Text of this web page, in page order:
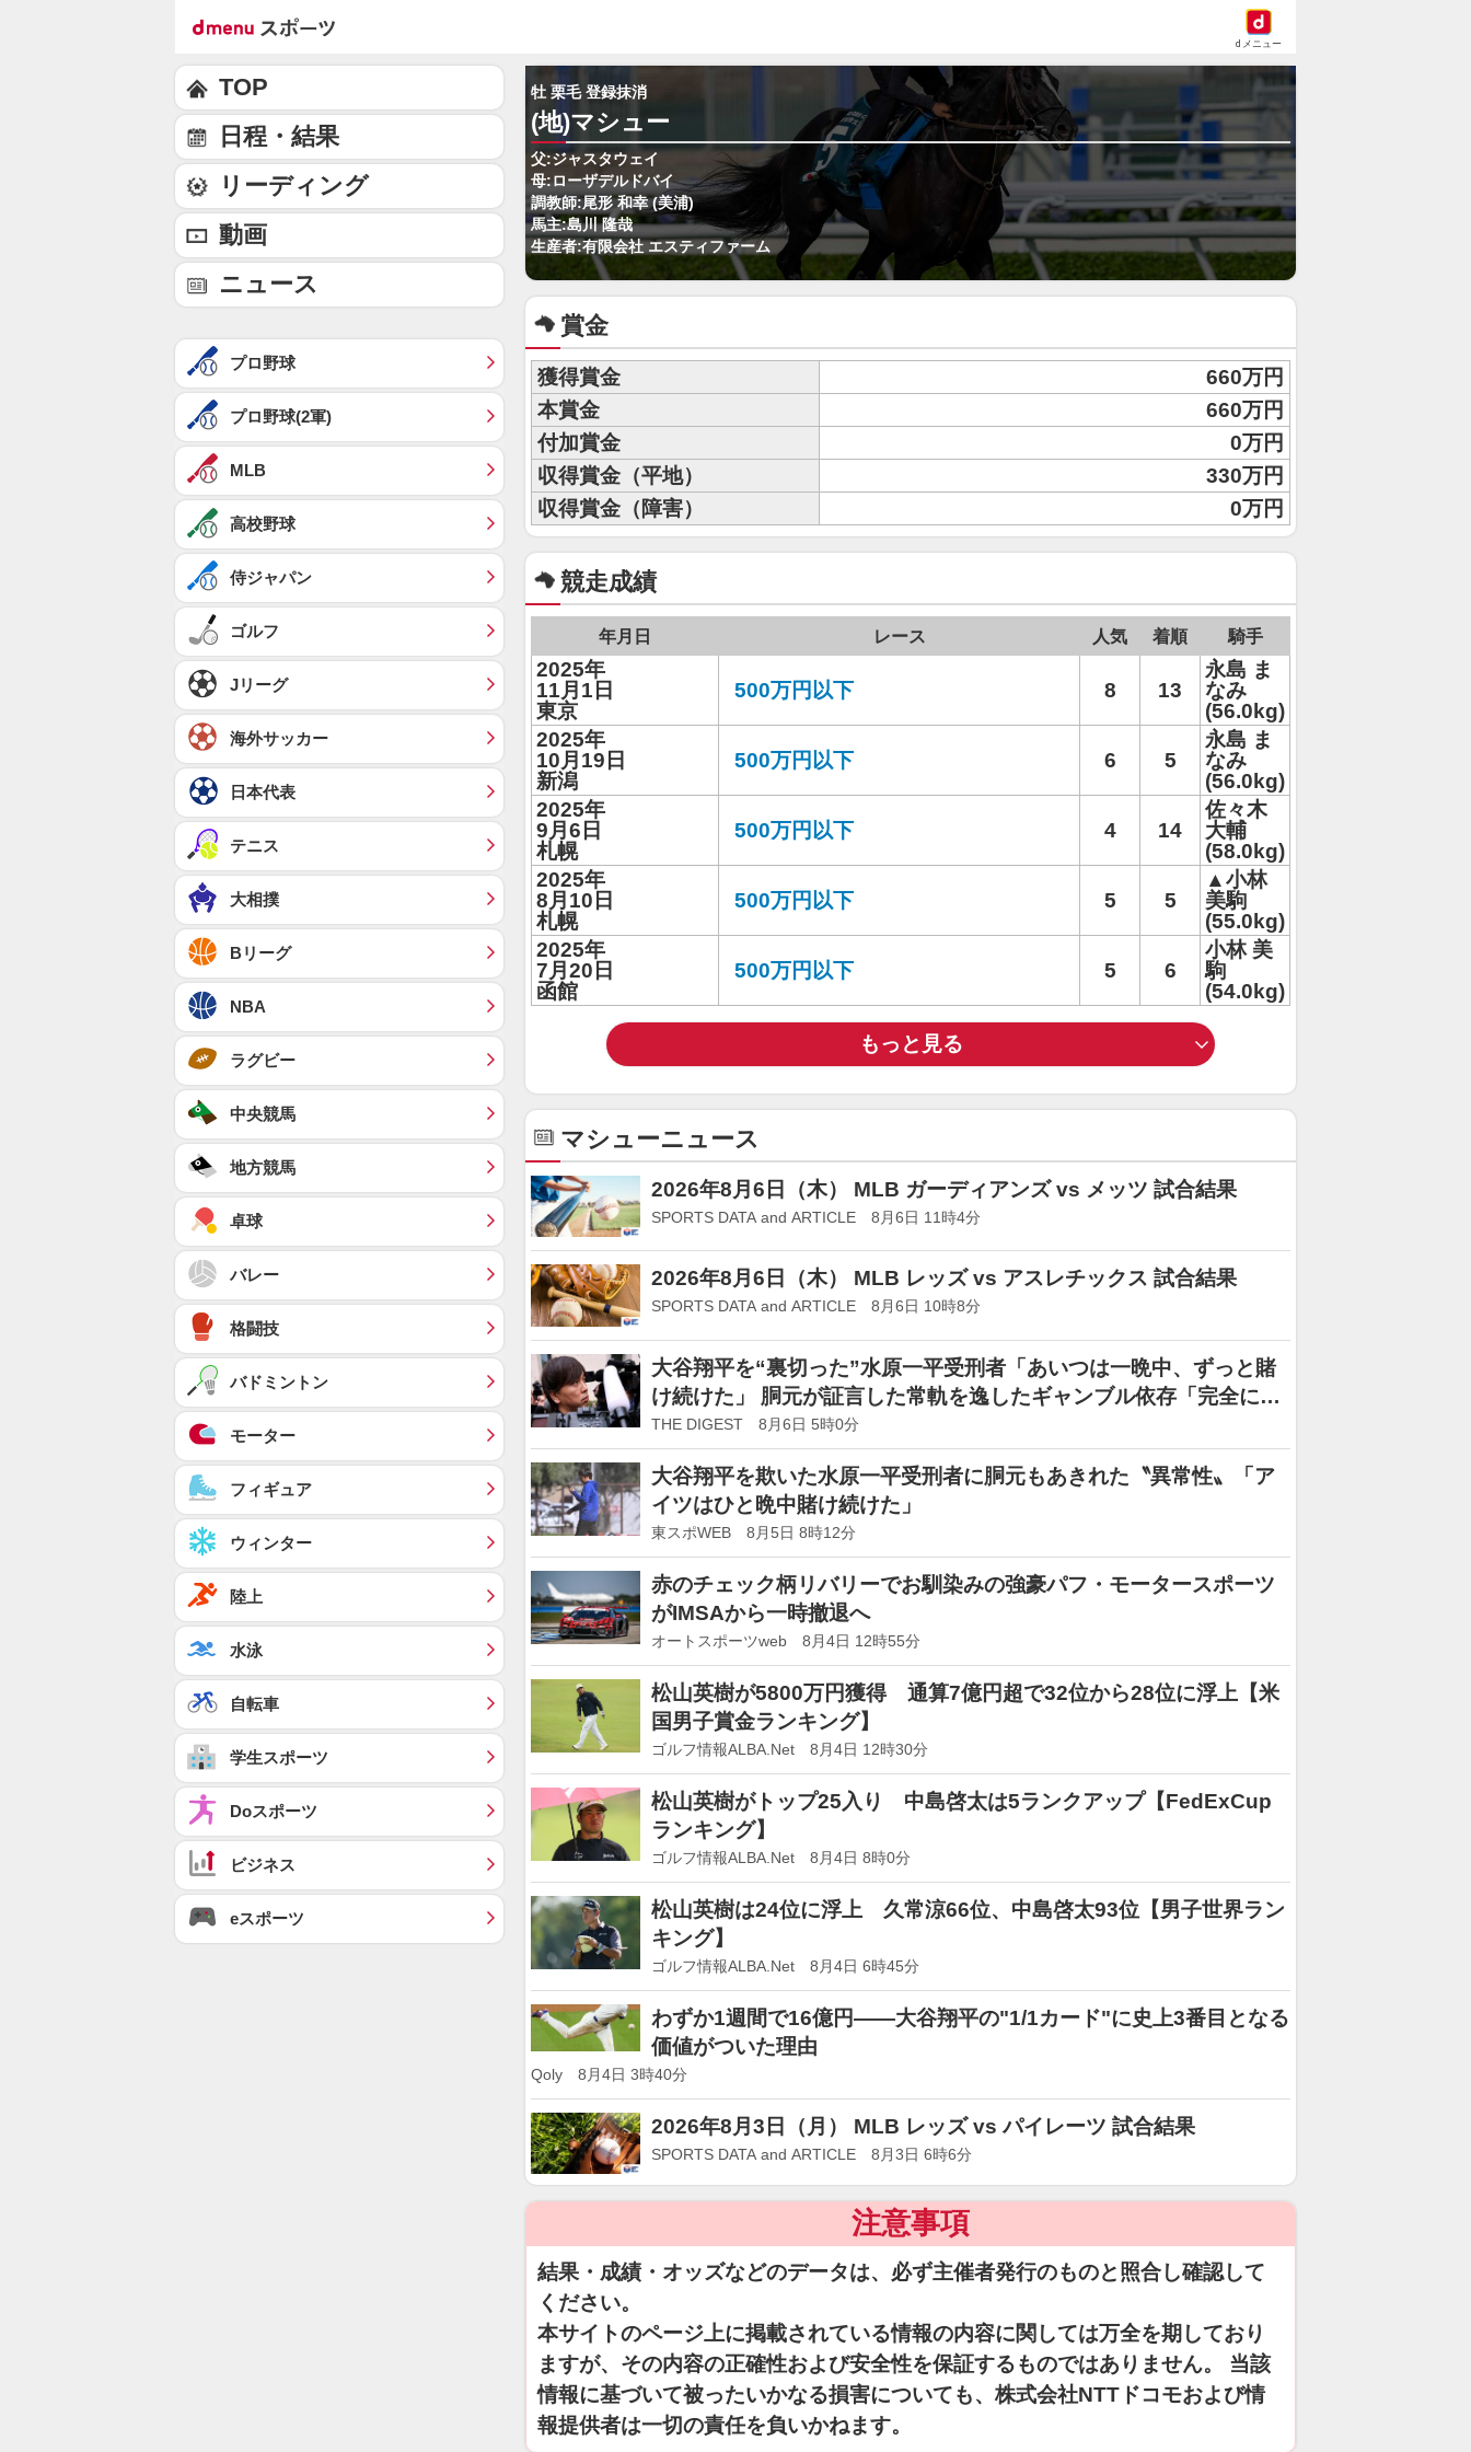
dメニュー
牡 栗毛 登録抹消
(地)マシュー
父:ジャスタウェイ
母:ローザデルドバイ
調教師:尾形 和幸 (美浦)
馬主:島川 隆哉
生産者:有限会社 エスティファーム
賞金
獲得賞金
660万円
本賞金
660万円
付加賞金
0万円
収得賞金（平地）
330万円
収得賞金（障害）
0万円
競走成績
年月日 レース 人気 着順 騎手
2025年
11月1日
東京
500万円以下 8 13
永島 ま
なみ
(56.0kg)
2025年
10月19日
新潟
500万円以下 6 5
永島 ま
なみ
(56.0kg)
2025年
9月6日
札幌
500万円以下 4 14
佐々木
大輔
(58.0kg)
2025年
8月10日
札幌
500万円以下 5 5
▲小林
美駒
(55.0kg)
2025年
7月20日
函館
500万円以下 5 6
小林 美
駒
(54.0kg)
もっと見る
マシューニュース
2026年8月6日（木） MLB ガーディアンズ vs メッツ 試合結果
SPORTS DATA and ARTICLE 8月6日 11時4分
2026年8月6日（木） MLB レッズ vs アスレチックス 試合結果
SPORTS DATA and ARTICLE 8月6日 10時8分
大谷翔平を“裏切った”水原一平受刑者「あいつは一晩中、ずっと賭
け続けた」 胴元が証言した常軌を逸したギャンブル依存「完全に狂
っていた」
THE DIGEST 8月6日 5時0分
大谷翔平を欺いた水原一平受刑者に胴元もあきれた〝異常性〟「ア
イツはひと晩中賭け続けた」
東スポWEB 8月5日 8時12分
赤のチェック柄リバリーでお馴染みの強豪パフ・モータースポーツ
がIMSAから一時撤退へ
オートスポーツweb 8月4日 12時55分
松山英樹が5800万円獲得 通算7億円超で32位から28位に浮上【米
国男子賞金ランキング】
ゴルフ情報ALBA.Net 8月4日 12時30分
松山英樹がトップ25入り 中島啓太は5ランクアップ【FedExCup
ランキング】
ゴルフ情報ALBA.Net 8月4日 8時0分
松山英樹は24位に浮上 久常涼66位、中島啓太93位【男子世界ラン
キング】
ゴルフ情報ALBA.Net 8月4日 6時45分
わずか1週間で16億円——大谷翔平の"1/1カード"に史上3番目となる
価値がついた理由
Qoly 8月4日 3時40分
2026年8月3日（月） MLB レッズ vs パイレーツ 試合結果
SPORTS DATA and ARTICLE 8月3日 6時6分
注意事項
結果・成績・オッズなどのデータは、必ず主催者発行のものと照合し確認して
ください。
本サイトのページ上に掲載されている情報の内容に関しては万全を期しており
ますが、その内容の正確性および安全性を保証するものではありません。 当該
情報に基づいて被ったいかなる損害についても、株式会社NTTドコモおよび情
報提供者は一切の責任を負いかねます。
TOP
日程・結果
リーディング
動画
ニュース
プロ野球
プロ野球(2軍)
MLB
高校野球
侍ジャパン
ゴルフ
Jリーグ
海外サッカー
日本代表
テニス
大相撲
Bリーグ
NBA
ラグビー
中央競馬
地方競馬
卓球
バレー
格闘技
バドミントン
モーター
フィギュア
ウィンター
陸上
水泳
自転車
学生スポーツ
Doスポーツ
ビジネス
eスポーツ